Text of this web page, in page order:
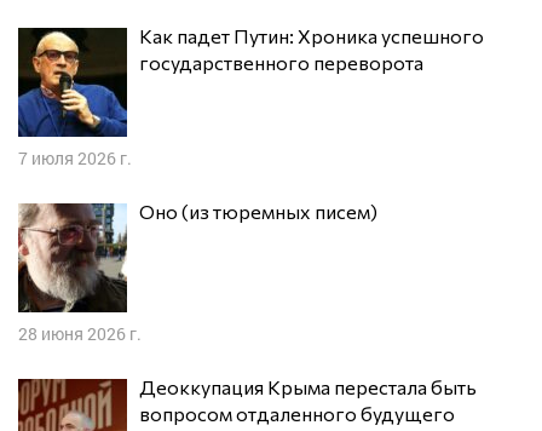
Как падет Путин: Хроника успешного
государственного переворота
7 июля 2026 г.
Оно (из тюремных писем)
28 июня 2026 г.
Деоккупация Крыма перестала быть
вопросом отдаленного будущего